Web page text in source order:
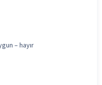
– hayır